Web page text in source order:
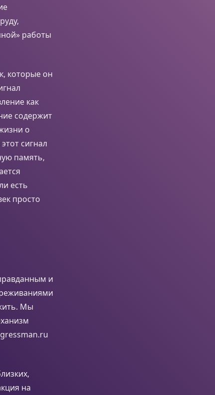
работы
которые он
как
содержит
о
сигнал
память,
есть
просто
и
Мы
на